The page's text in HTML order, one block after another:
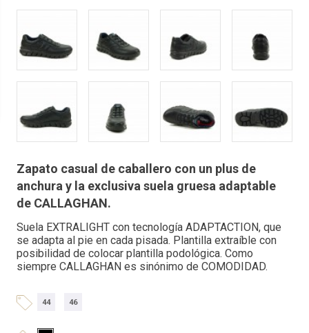
Zapato casual de caballero con un plus de
anchura y la exclusiva suela gruesa adaptable
de CALLAGHAN.
Suela EXTRALIGHT con tecnología ADAPTACTION, que
se adapta al pie en cada pisada. Plantilla extraíble con
posibilidad de colocar plantilla podológica. Como
siempre CALLAGHAN es sinónimo de COMODIDAD.
44 46